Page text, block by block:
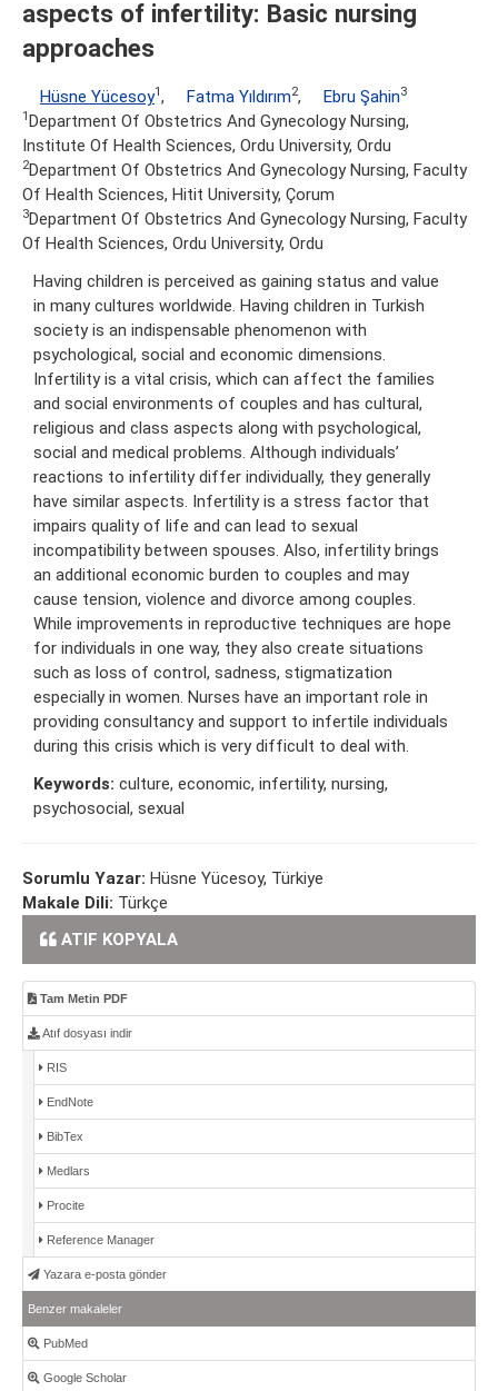
aspects of infertility: Basic nursing
approaches
Hüsne Yücesoy1 , Fatma Yıldırım2, Ebru Şahin3
1 Department Of Obstetrics And Gynecology Nursing,
Institute Of Health Sciences, Ordu University, Ordu
2Department Of Obstetrics And Gynecology Nursing, Faculty
Of Health Sciences, Hitit University, Çorum
3Department Of Obstetrics And Gynecology Nursing, Faculty
Of Health Sciences, Ordu University, Ordu
Having children is perceived as gaining status and value
in many cultures worldwide. Having children in Turkish
society is an indispensable phenomenon with
psychological, social and economic dimensions.
Infertility is a vital crisis, which can affect the families
and social environments of couples and has cultural,
religious and class aspects along with psychological,
social and medical problems. Although individuals’
reactions to infertility differ individually, they generally
have similar aspects. Infertility is a stress factor that
impairs quality of life and can lead to sexual
incompatibility between spouses. Also, infertility brings
an additional economic burden to couples and may
cause tension, violence and divorce among couples.
While improvements in reproductive techniques are hope
for individuals in one way, they also create situations
such as loss of control, sadness, stigmatization
especially in women. Nurses have an important role in
providing consultancy and support to infertile individuals
during this crisis which is very difficult to deal with.
Keywords: culture, economic, infertility, nursing,
psychosocial, sexual
Sorumlu Yazar: Hüsne Yücesoy, Türkiye
Makale Dili: Türkçe
ATIF KOPYALA
Tam Metin PDF
Atıf dosyası indir
RIS
EndNote
BibTex
Medlars
Procite
Reference Manager
Yazara e-posta gönder
Benzer makaleler
PubMed
Google Scholar